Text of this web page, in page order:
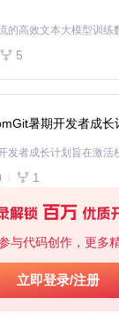
与代码创作，更多
立即登录/注册
具成为你的得
彻底打破了Parquet
育管理还是其他领
数据处理时间，让
问项目仓库获取最
gh_mirrors/
gh_mirrors/pa/
的高效文本大模型训练
5
暑期开发者成长
1
1